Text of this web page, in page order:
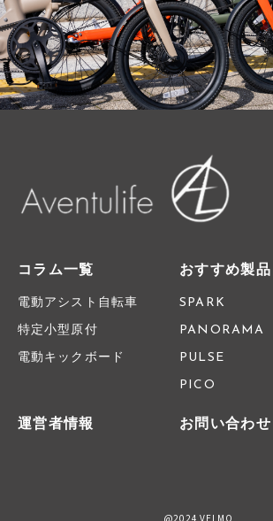
コラム一覧
電動アシスト自転車
特定小型原付
電動キックボード
おすすめ製品
SPARK
PANORAMA
PULSE
PICO
運営者情報 お問い合わせ
@2024 VELMO